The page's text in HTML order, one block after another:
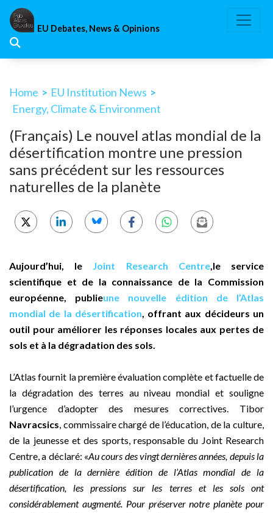
Skip
content
EU Debates, News & Opinions
Home > EU Institution News >
Energy, Climate & Environment
(Français) Le nouvel atlas mondial de la
désertification montre une pression
sans précédent sur les ressources
naturelles de la planète
Aujourd’hui, le Joint Research Centre,le service
scientifique et de la connaissance de la Commission
européenne, publieune nouvelle édition de l’Atlas
mondial de la désertification, offrant aux décideurs un
outil pour améliorer les réponses locales aux pertes de
sols et à la dégradation des sols.
L’Atlas fournit la première évaluation complète et factuelle de
la dégradation des terres au niveau mondial et souligne
l’urgence d’adopter des mesures correctives. Tibor
Navracsics, commissaire chargé de l’éducation, de la culture,
de la jeunesse et des sports, responsable du Joint Research
Centre, a déclaré: «Au cours des vingt dernières années, depuis la
publication de la dernière édition de l’Atlas mondial de la
désertification, les pressions sur les terres et les sols ont
considérablement augmenté. Pour préserver notre planète pour